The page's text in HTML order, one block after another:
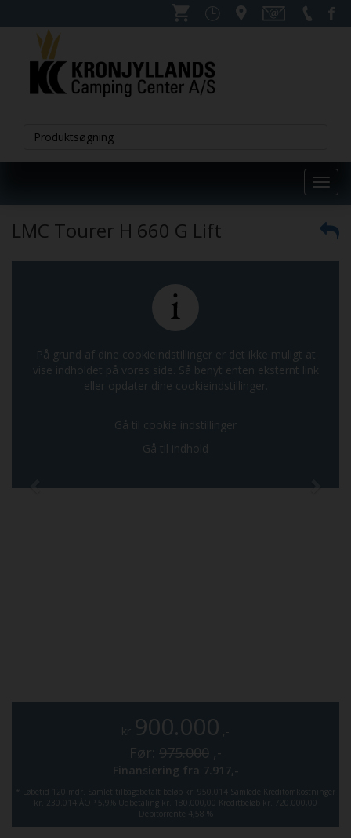
LMC Tourer H 660 G Lift
På grund af dine cookieindstillinger er det ikke muligt at
vise indholdet på vores side. Så benyt enten eksternt link
eller opdater dine cookieindstillinger.
Gå til cookie indstillinger
Gå til indhold
kr 900.000 ,-
Før: 975.000 ,-
Finansiering fra 7.917,-
* Løbetid 120 mdr. Samlet tilbagebetalt beløb kr. 950.014 Samlede Kreditomkostninger
kr. 230.014 ÅOP 5,9% Udbetaling kr. 180.000,00
Kreditbeløb kr. 720.000,00
Debitorrente 4,58 %